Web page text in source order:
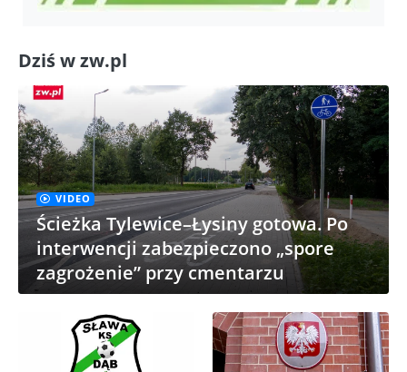
Dziś w zw.pl
VIDEO
Ścieżka Tylewice–Łysiny gotowa. Po
interwencji zabezpieczono „spore
zagrożenie” przy cmentarzu